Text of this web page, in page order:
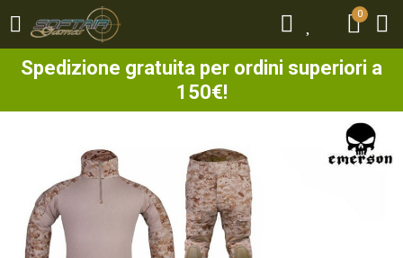
0
Spedizione gratuita per ordini superiori a
150€!
0